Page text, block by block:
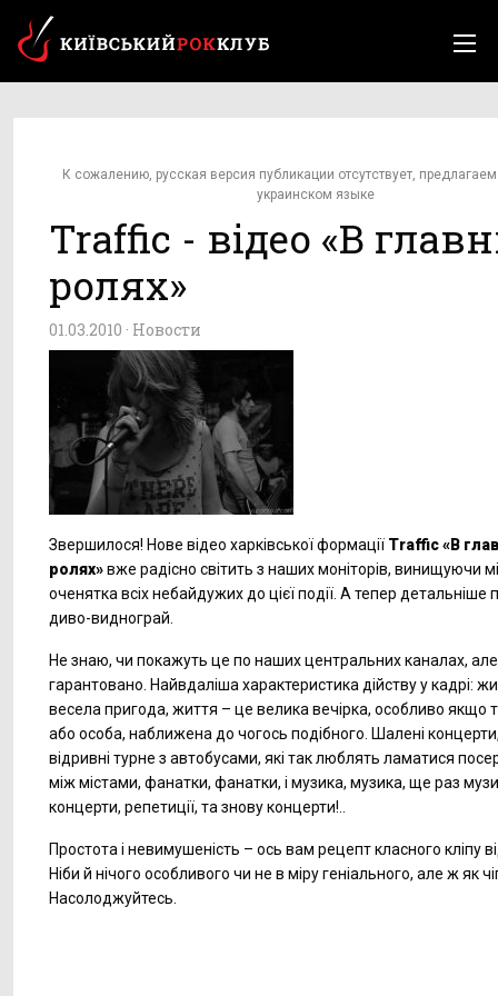
К сожалению, русская версия публикации отсутствует,
украинском языке
Traffic - відео «В
ролях»
01.03.2010 · Новости
Звершилося! Нове відео харківської формації Traffic «В
ролях»вже радісно світить з наших моніторів, винищуючи
оченятка всіх небайдужих до цієї події. А тепер детальніше
диво-виднограй.
Не знаю, чи покажуть це по наших центральних каналах, але
гарантовано. Найвдаліша характеристика дійству у кадрі:
весела пригода, життя – це велика вечірка, особливо якщо
або особа, наближена до чогось подібного. Шалені
відривні турне з автобусами, які так люблять ламатися
між містами, фанатки, фанатки, і музика, музика, ще раз
концерти, репетиції, та знову концерти!..
Простота і невимушеність – ось вам рецепт класного кліпу
Ніби й нічого особливого чи не в міру геніального, але ж як
Насолоджуйтесь.